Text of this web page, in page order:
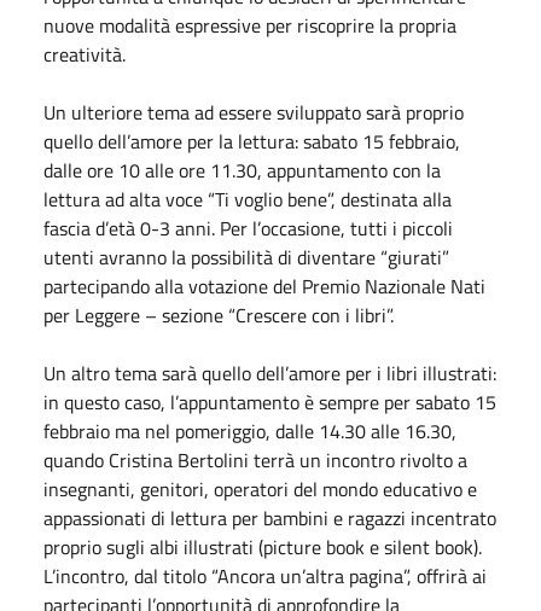
nuove modalità espressive per riscoprire la propria
creatività.
Un ulteriore tema ad essere sviluppato sarà proprio
quello dell’amore per la lettura: sabato 15 febbraio,
dalle ore 10 alle ore 11.30, appuntamento con la
lettura ad alta voce “Ti voglio bene”, destinata alla
fascia d’età 0-3 anni. Per l’occasione, tutti i piccoli
utenti avranno la possibilità di diventare “giurati”
partecipando alla votazione del Premio Nazionale Nati
per Leggere – sezione “Crescere con i libri”.
Un altro tema sarà quello dell’amore per i libri illustrati:
in questo caso, l’appuntamento è sempre per sabato 15
febbraio ma nel pomeriggio, dalle 14.30 alle 16.30,
quando Cristina Bertolini terrà un incontro rivolto a
insegnanti, genitori, operatori del mondo educativo e
appassionati di lettura per bambini e ragazzi incentrato
proprio sugli albi illustrati (picture book e silent book).
L’incontro, dal titolo “Ancora un’altra pagina”, offrirà ai
partecipanti l’opportunità di approfondire la